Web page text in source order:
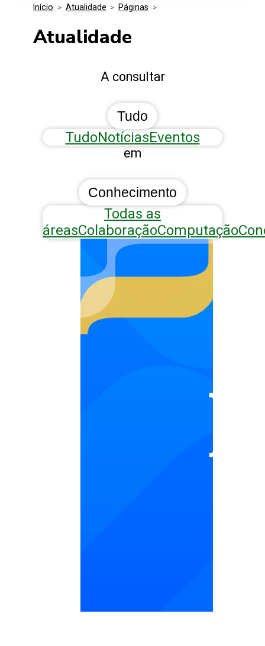
Media Kit
Eventos
Início > Atualidade > Páginas >
Atualidade
A consultar
Tudo
TudoNotíciasEventos
em
Conhecimento
Todas as
áreasColaboraçãoComputação